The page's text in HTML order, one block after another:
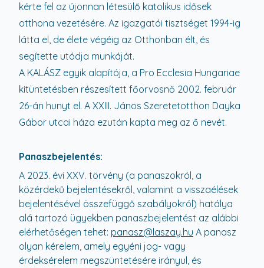
kérte fel az újonnan létesülő katolikus idősek
otthona vezetésére. Az igazgatói tisztséget 1994-ig
látta el, de élete végéig az Otthonban élt, és
segítette utódja munkáját.
A KALÁSZ egyik alapítója, a Pro Ecclesia Hungariae
kitüntetésben részesített főorvosnő 2002. február
26-án hunyt el. A XXIII. János Szeretetotthon Dayka
Gábor utcai háza ezután kapta meg az ő nevét.
Panaszbejelentés:
A 2023. évi XXV. törvény (a panaszokról, a
közérdekű bejelentésekről, valamint a visszaélések
bejelentésével összefüggő szabályokról) hatálya
alá tartozó ügyekben panaszbejelentést az alábbi
elérhetőségen tehet: panasz@laszay.hu A panasz
olyan kérelem, amely egyéni jog- vagy
érdeksérelem megszüntetésére irányul, és